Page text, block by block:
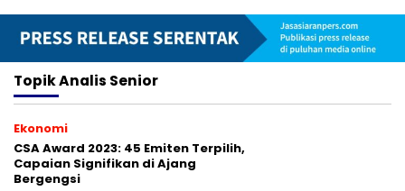
TopikAnalis Senior
Ekonomi
CSA Award 2023: 45 Emiten Terpilih,
Capaian Signifikan di Ajang
Bergengsi